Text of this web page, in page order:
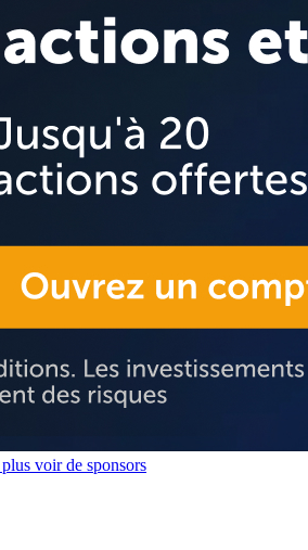
voir de sponsors